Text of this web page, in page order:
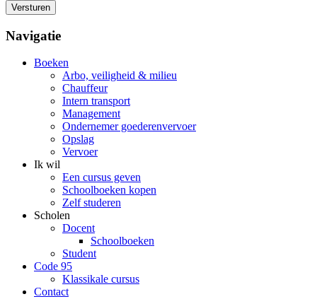
Versturen
Navigatie
Boeken
Arbo, veiligheid & milieu
Chauffeur
Intern transport
Management
Ondernemer goederenvervoer
Opslag
Vervoer
Ik wil
Een cursus geven
Schoolboeken kopen
Zelf studeren
Scholen
Docent
Schoolboeken
Student
Code 95
Klassikale cursus
Contact